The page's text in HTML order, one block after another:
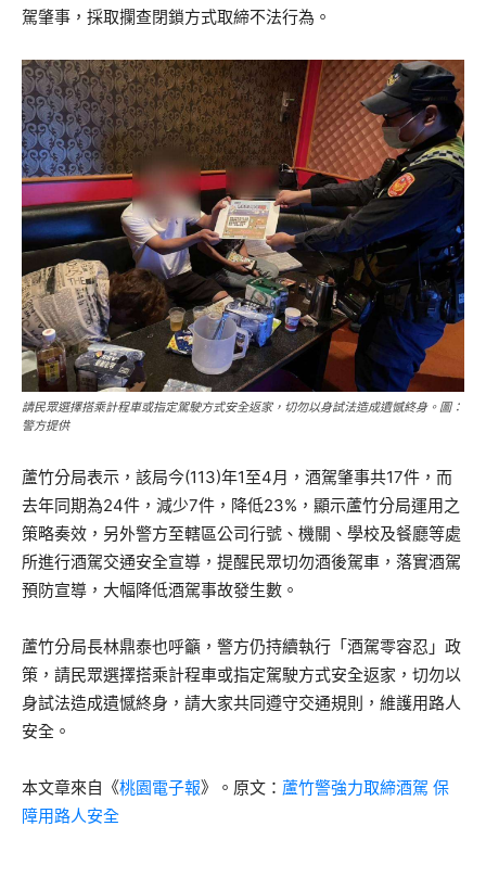
駕肇事，採取攔查閉鎖方式取締不法行為。
請民眾選擇搭乘計程車或指定駕駛方式安全返家，切勿以身試法造成遺憾終身。圖：
警方提供
蘆竹分局表示，該局今(113)年1至4月，酒駕肇事共17件，而
去年同期為24件，減少7件，降低23%，顯示蘆竹分局運用之
策略奏效，另外警方至轄區公司行號、機關、學校及餐廳等處
所進行酒駕交通安全宣導，提醒民眾切勿酒後駕車，落實酒駕
預防宣導，大幅降低酒駕事故發生數。
蘆竹分局長林鼎泰也呼籲，警方仍持續執行「酒駕零容忍」政
策，請民眾選擇搭乘計程車或指定駕駛方式安全返家，切勿以
身試法造成遺憾終身，請大家共同遵守交通規則，維護用路人
安全。
本文章來自《桃園電子報》。原文： 蘆竹警強力取締酒駕 保
障用路人安全